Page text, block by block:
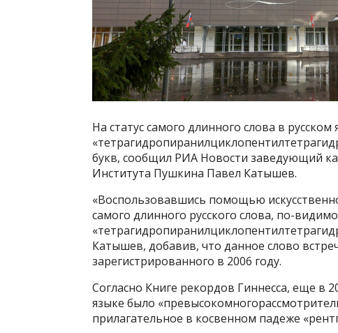
На статус самого длинного слова в
букв, сообщил РИА Новости заведующий
Института Пушкина Павел Катышев.
«Воспользовавшись помощью
самого длинного русского слова, по-
Катышев, добавив, что данное слово
зарегистрированного в 2006 году.
Согласно Книге рекордов Гиннесса, еще в
языке было
прилагательное в косвенном падеже